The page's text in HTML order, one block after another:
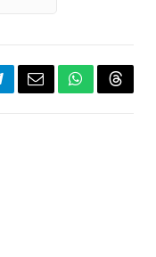
EmailWhatsApp